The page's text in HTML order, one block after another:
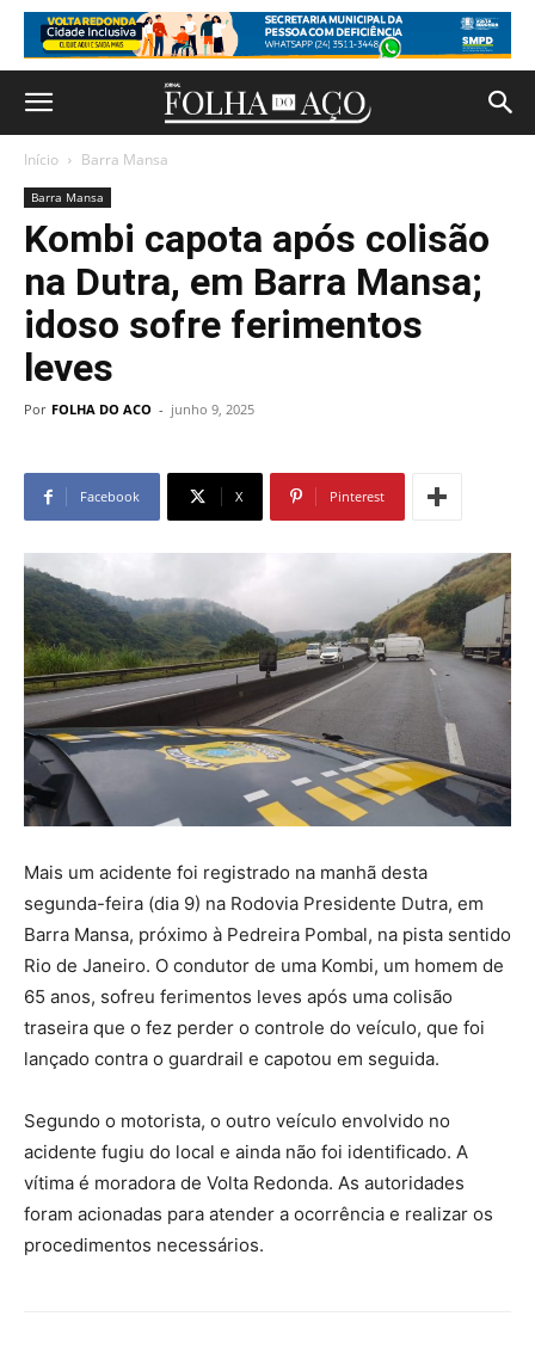
Início Barra Mansa
Barra Mansa
Kombi capota após colisão
na Dutra, em Barra Mansa;
idoso sofre ferimentos
leves
Por FOLHA DO ACO - junho 9, 2025
Facebook X Pinterest
Mais um acidente foi registrado na manhã desta
segunda-feira (dia 9) na Rodovia Presidente Dutra, em
Barra Mansa, próximo à Pedreira Pombal, na pista sentido
Rio de Janeiro. O condutor de uma Kombi, um homem de
65 anos, sofreu ferimentos leves após uma colisão
traseira que o fez perder o controle do veículo, que foi
lançado contra o guardrail e capotou em seguida.
Segundo o motorista, o outro veículo envolvido no
acidente fugiu do local e ainda não foi identificado. A
vítima é moradora de Volta Redonda. As autoridades
foram acionadas para atender a ocorrência e realizar os
procedimentos necessários.